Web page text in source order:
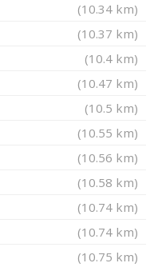
(10.34 km)
(10.37 km)
(10.4 km)
(10.47 km)
(10.5 km)
(10.55 km)
(10.56 km)
(10.58 km)
(10.74 km)
(10.74 km)
(10.75 km)